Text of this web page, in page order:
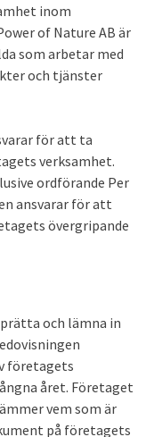
inom
of Nature AB är
som arbetar med
och tjänster
för att ta
verksamhet.
ordförande Per
ansvarar för att
övergripande
och lämna in
företagets
året. Företaget
vem som är
på företagets